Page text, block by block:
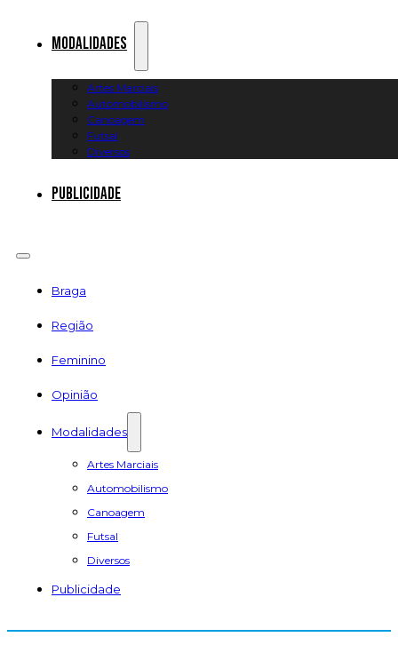
Modalidades
Artes Marciais
Automobilismo
Canoagem
Futsal
Diversos
Publicidade
Braga
Região
Feminino
Opinião
Modalidades
Artes Marciais
Automobilismo
Canoagem
Futsal
Diversos
Publicidade